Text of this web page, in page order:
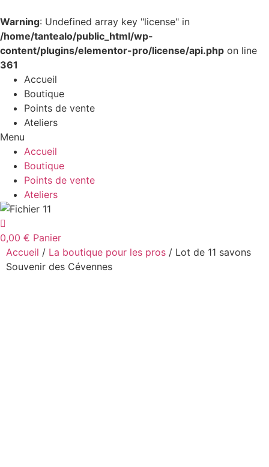
Warning: Undefined array key "license" in
/home/tantealo/public_html/wp-
content/plugins/elementor-pro/license/api.php on line
361
Accueil
Boutique
Points de vente
Ateliers
Menu
Accueil
Boutique
Points de vente
Ateliers
0,00 € Panier
Accueil / La boutique pour les pros / Lot de 11 savons
Souvenir des Cévennes